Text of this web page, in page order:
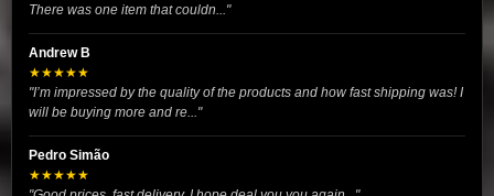
There was one item that couldn..."
Andrew B
★★★★★
"I’m impressed by the quality of the products and how fast shipping was! I
will be buying more and re..."
Pedro Simão
★★★★★